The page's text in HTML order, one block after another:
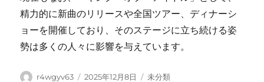
精力的に新曲のリリースや全国ツアー、ディナーシ
ョーを開催しており、そのステージに立ち続ける姿
勢は多くの人々に影響を与えています。
Author
r4wgyv63
Posted
2025年12月8日 Categories
未分類